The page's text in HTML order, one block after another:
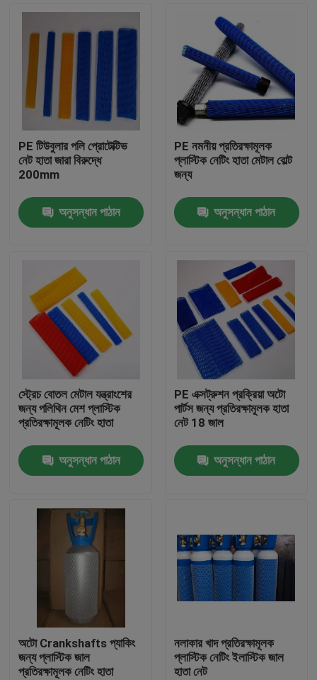
পণ্য
আমাদের সম্পর্কে
কারখানা ভ্রমণ
মান নিয়ন্ত্রণ
উদ্ধৃতির জন্য আবেদন
তাপ সঙ্কুচিত নল
ঢেউখেলান নমনীয় টিউবিং
PE টিউবুলার পলি প্রোটেক্টিভ
নেট হাতা জারা বিরুদ্ধে
200mm
অনুসন্ধান পাঠান
PE নমনীয় প্রতিরক্ষামূলক
প্লাস্টিক নেটিং হাতা মেটাল বোল্ট
জন্য
অনুসন্ধান পাঠান
স্ট্রেচ বোতল মেটাল যন্ত্রাংশের
জন্য পলিথিন মেশ প্লাস্টিক
প্রতিরক্ষামূলক নেটিং হাতা
অনুসন্ধান পাঠান
PE এক্সট্রুশন প্রক্রিয়া অটো
পার্টস জন্য প্রতিরক্ষামূলক হাতা
নেট 18 জাল
অনুসন্ধান পাঠান
অটো Crankshafts প্যাকিং
জন্য প্লাস্টিক জাল
প্রতিরক্ষামূলক নেটিং হাতা
নলাকার খাদ প্রতিরক্ষামূলক
প্লাস্টিক নেটিং ইলাস্টিক জাল
হাতা নেট